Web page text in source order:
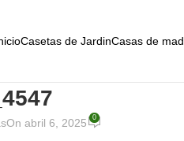
Casetas de JardinCasas de
On abril 6, 2025 0